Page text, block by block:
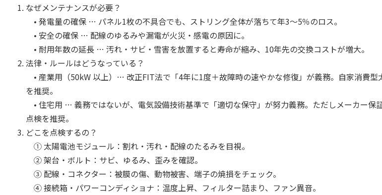
なぜメンテナンスが必要？
• 発電量の確保 … パネル1枚の不具合でも、ストリング全体が落ちて年3〜5％のロス。
• 安全の確保 … 配線のゆるみや漏電が火災・感電の原因に。
• 耐用年数の延長 … 汚れ・サビ・雪害を放置すると寿命が縮み、10年先の交換コストが増大。
法律・ルールはどうなっている？
• 産業用（50kW 以上）… 改正FIT法で「4年に1度＋故障時の速やかな修復」が義務。自家消費型
を推奨。
• 住宅用 … 義務ではないが、電気設備技術基準で「適切な保守」が努力義務。ただしメーカー保
点検を推奨。
どこを点検するの？
① 太陽電池モジュール：割れ・汚れ・配線のたるみを目視。
② 架台・ボルト：サビ、ゆるみ、歪みを確認。
③ 配線・コネクター：被膜の傷、動物被害、端子の焼損をチェック。
④ 接続箱・パワーコンディショナ：温度上昇、フィルター詰まり、ファン異音。